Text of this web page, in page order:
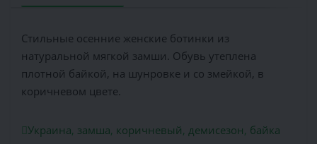
Стильные осенние женские ботинки из
натуральной мягкой замши. Обувь утеплена
плотной байкой, на шунровке и со змейкой, в
коричневом цвете.
Украина, замша, коричневый, демисезон, байка